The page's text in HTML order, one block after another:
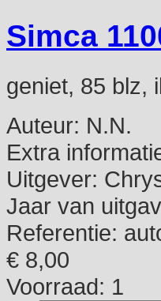
Simca
geniet, 85 blz,
Auteur: N.N.
Extra
Uitgever:
Jaar van
Referentie:
€ 8,00
Voorraad: 1